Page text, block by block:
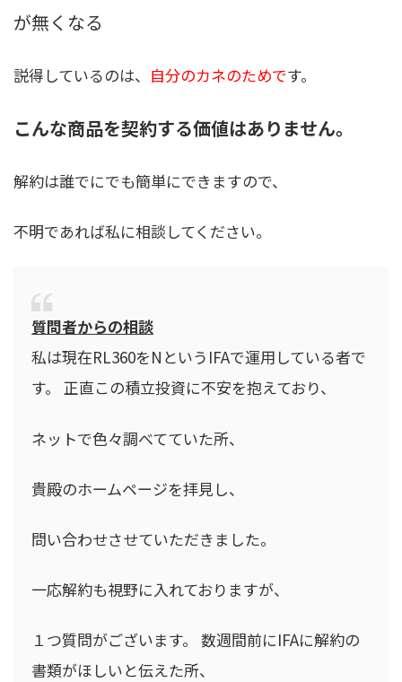
が無くなる
説得しているのは、 自分のカネのためです。
こんな商品を契約する価値はありません。
解約は誰でにでも簡単にできますので、
不明であれば私に相談してください。
質問者からの相談
私は現在RL360をNというIFAで運用している者で
す。 正直この積立投資に不安を抱えており、
ネットで色々調べてていた所、
貴殿のホームページを拝見し、
問い合わせさせていただきました。
一応解約も視野に入れておりますが、
１つ質問がございます。 数週間前にIFAに解約の
書類がほしいと伝えた所、